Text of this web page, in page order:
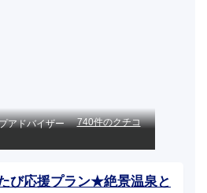
740件のクチコ
応援プラン★絶景温泉と